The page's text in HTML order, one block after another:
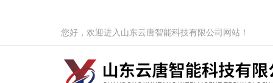
您好，欢迎进入山东云唐智能科技有限公司网站！